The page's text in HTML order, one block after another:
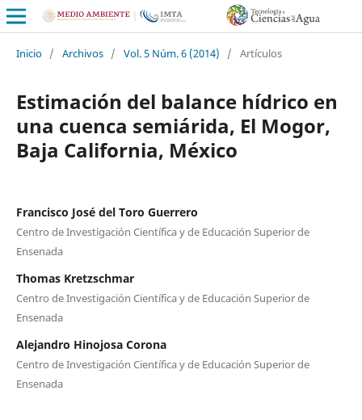
Inicio / Archivos / Vol. 5 Núm. 6 (2014) / Artículos
Estimación del balance hídrico en
una cuenca semiárida, El Mogor,
Baja California, México
Francisco José del Toro Guerrero
Centro de Investigación Científica y de Educación Superior de
Ensenada
Thomas Kretzschmar
Centro de Investigación Científica y de Educación Superior de
Ensenada
Alejandro Hinojosa Corona
Centro de Investigación Científica y de Educación Superior de
Ensenada